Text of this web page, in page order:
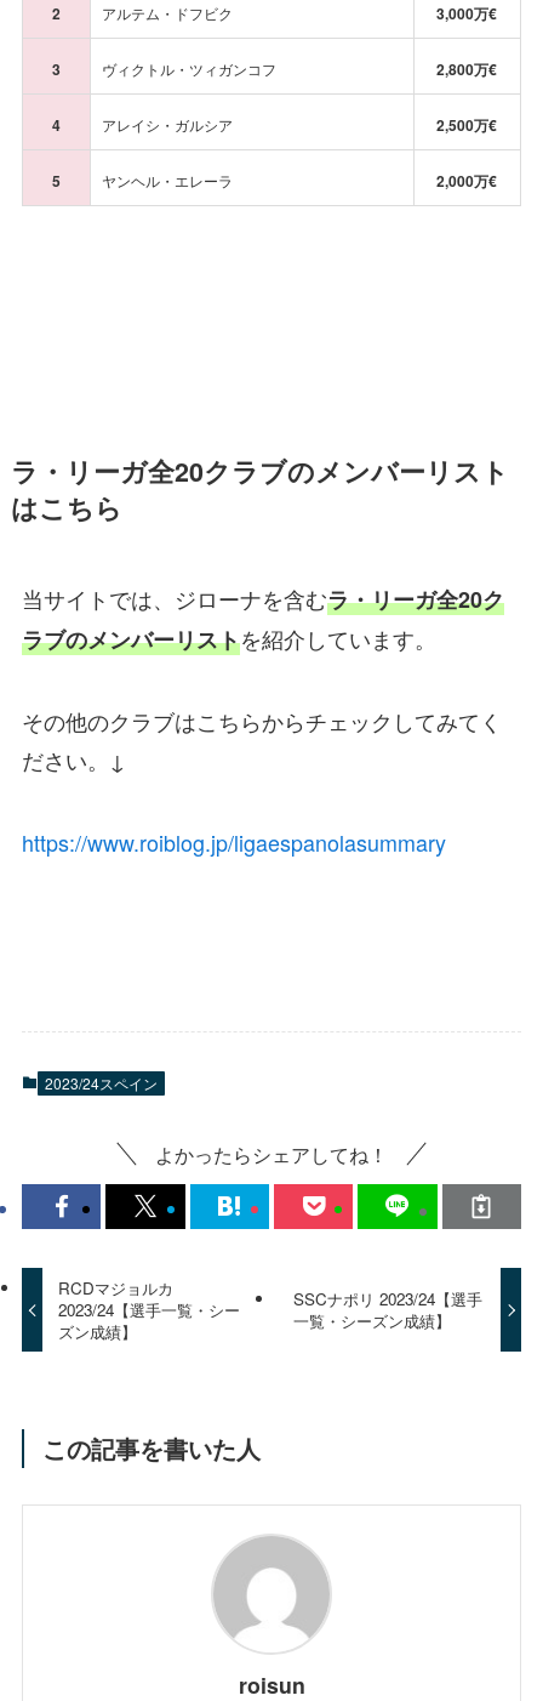
2 アルテム・ドフビク 3,000万€
3 ヴィクトル・ツィガンコフ 2,800万€
4 アレイシ・ガルシア 2,500万€
5 ヤンヘル・エレーラ 2,000万€
ラ・リーガ全20クラブのメンバーリスト
はこちら
当サイトでは、ジローナを含むラ・リーガ全20ク
ラブのメンバーリストを紹介しています。
その他のクラブはこちらからチェックしてみてく
ださい。↓
https://www.roiblog.jp/ligaespanolasummary
2023/24スペイン
よかったらシェアしてね！
RCDマジョルカ
2023/24【選手一覧・シー
ズン成績】
SSCナポリ 2023/24【選手
一覧・シーズン成績】
この記事を書いた人
roisun